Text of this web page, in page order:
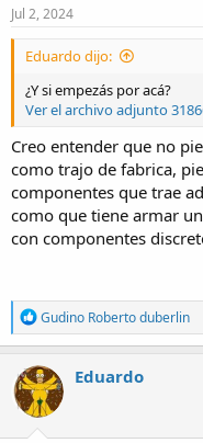
s
Jul 2, 2024
Eduardo dijo:
¿Y si empezás por acá?
Ver el archivo adjunto
Creo entender que no
como trajo de fabrica,
componentes que trae
como que tiene armar
con componentes
R
e
a
c
t
i
o
n
Gudino Roberto duberlin
Eduardo